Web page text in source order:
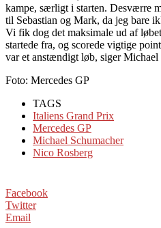
kampe, særligt i starten. Desværre
til Sebastian og Mark, da jeg bare
Vi fik dog det maksimale ud af
startede fra, og scorede vigtige
var et anstændigt løb, siger Michael
Foto: Mercedes GP
TAGS
Italiens Grand Prix
Mercedes GP
Michael Schumacher
Nico Rosberg
Facebook
Twitter
Email